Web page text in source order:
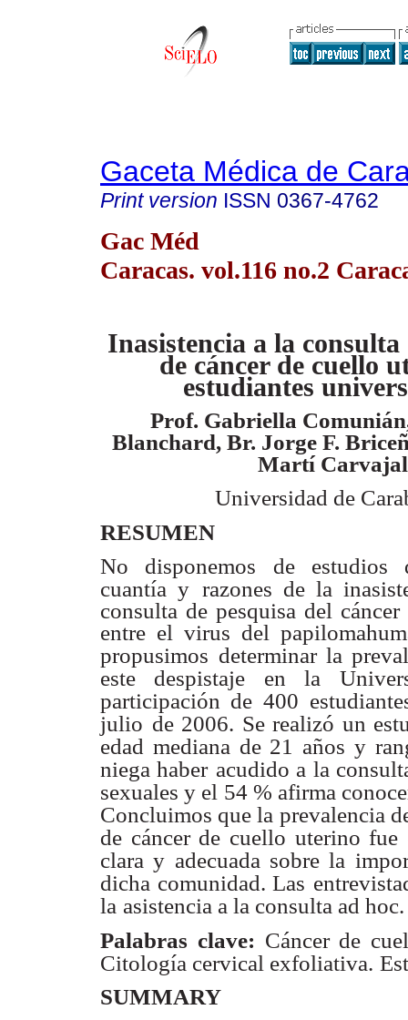
Gaceta Médica de
Print version ISSN 0367-4762
Gac Méd
Caracas. vol.116 no.2
Inasistencia a la consulta
de cáncer de cuello
estudiantes
Prof. Gabriella
Blanchard, Br. Jorge F.
Martí Carvajal
Universidad de
RESUMEN
No disponemos de estudios
cuantía y razones de la
consulta de pesquisa del
entre el virus del
propusimos determinar la
este despistaje en la
participación de 400
julio de 2006. Se realizó un
edad mediana de 21 años y
niega haber acudido a la
sexuales y el 54 % afirma
Concluimos que la prevalencia
de cáncer de cuello uterino fue
clara y adecuada sobre la
dicha comunidad. Las
la asistencia a la consulta ad hoc.
Palabras clave: Cáncer de
Citología cervical exfoliativa.
SUMMARY